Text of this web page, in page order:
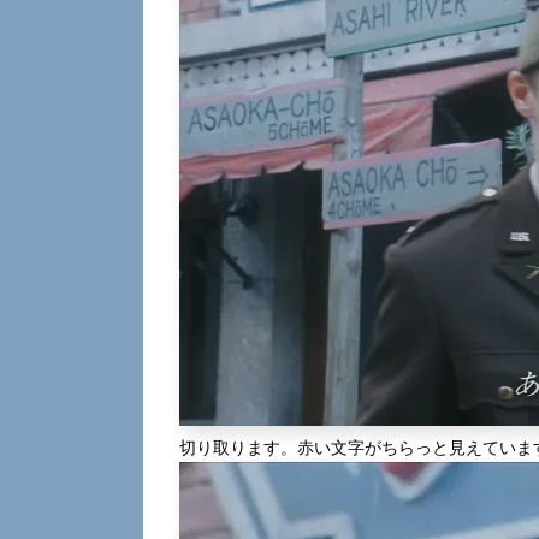
切り取ります。赤い文字がちらっと見えていま